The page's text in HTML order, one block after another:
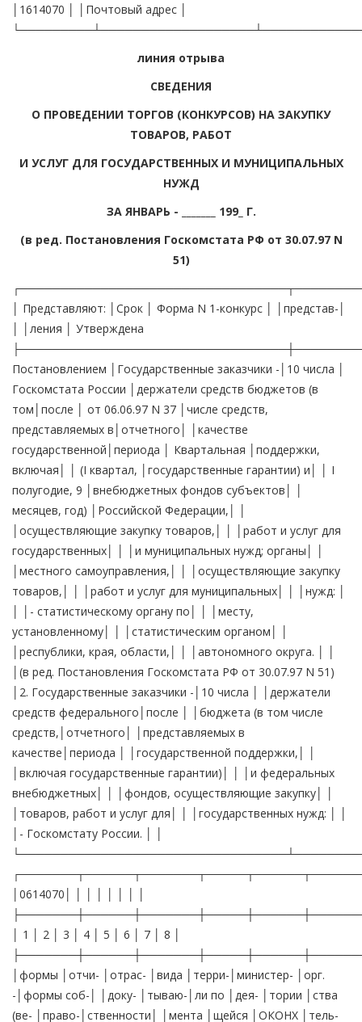
│1614070 │ │Почтовый адрес │
линия отрыва
СВЕДЕНИЯ
О ПРОВЕДЕНИИ ТОРГОВ (КОНКУРСОВ) НА ЗАКУПКУ
ТОВАРОВ, РАБОТ
И УСЛУГ ДЛЯ ГОСУДАРСТВЕННЫХ И МУНИЦИПАЛЬНЫХ
НУЖД
ЗА ЯНВАРЬ - _______ 199_ Г.
(в ред. Постановления Госкомстата РФ от 30.07.97 N
51)
│ Представляют: │Срок │ Форма N 1-конкурс │ │представ-│
│ │ления │ Утверждена
Постановлением │Государственные заказчики -│10 числа │
Госкомстата России │держатели средств бюджетов (в
том│после │ от 06.06.97 N 37 │числе средств,
представляемых в│отчетного│ │качестве
государственной│периода │ Квартальная │поддержки,
включая│ │ (I квартал, │государственные гарантии) и│ │ I
полугодие, 9 │внебюджетных фондов субъектов│ │
месяцев, год) │Российской Федерации,│ │
│осуществляющие закупку товаров,│ │ │работ и услуг для
государственных│ │ │и муниципальных нужд; органы│ │
│местного самоуправления,│ │ │осуществляющие закупку
товаров,│ │ │работ и услуг для муниципальных│ │ │нужд: │
│ │- статистическому органу по│ │ │месту,
установленному│ │ │статистическим органом│ │
│республики, края, области,│ │ │автономного округа. │ │
│(в ред. Постановления Госкомстата РФ от 30.07.97 N 51)
│2. Государственные заказчики -│10 числа │ │держатели
средств федерального│после │ │бюджета (в том числе
средств,│отчетного│ │представляемых в
качестве│периода │ │государственной поддержки,│ │
│включая государственные гарантии)│ │ │и федеральных
внебюджетных│ │ │фондов, осуществляющие закупку│ │
│товаров, работ и услуг для│ │ │государственных нужд: │ │
│- Госкомстату России. │ │
│0614070│ │ │ │ │ │ │ │
│ 1 │ 2 │ 3 │ 4 │ 5 │ 6 │ 7 │ 8 │
│формы │отчи- │отрас- │вида │терри-│министер- │орг.
-│формы соб-│ │доку- │тываю-│ли по │дея- │тории │ства
(ве- │право-│ственности│ │мента │щейся │ОКОНХ │тель-